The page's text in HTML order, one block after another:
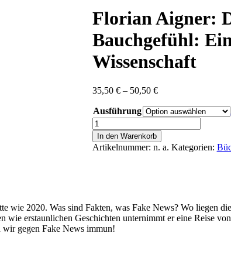
Florian Aigner:
Bauchgefühl:
Wissenschaft
35,50 € – 50,50 €Preisspanne:
bis
50,50 €
Ausführung
Florian
Aigner:
Die
Schwerkraft
Liebeserklärung
an
die
In den Warenkorb
Artikelnummer: n. a. Kategorien:
wie 2020. Was sind Fakten, was Fake News? Wo liegen
erstaunlichen Geschichten unternimmt er eine Reise
gegen Fake News immun!